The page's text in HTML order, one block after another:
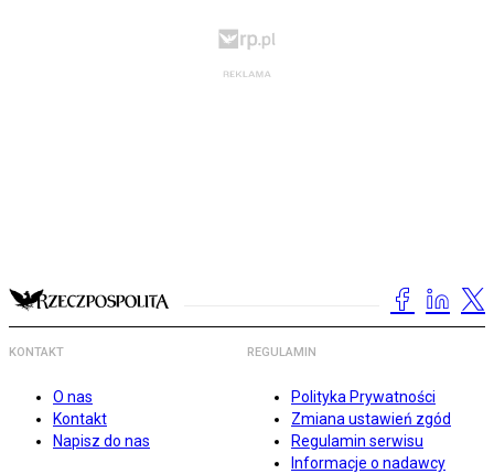
KONTAKT
O nas
Kontakt
Napisz do nas
REGULAMIN
Polityka Prywatności
Zmiana ustawień zgód
Regulamin serwisu
Informacje o nadawcy